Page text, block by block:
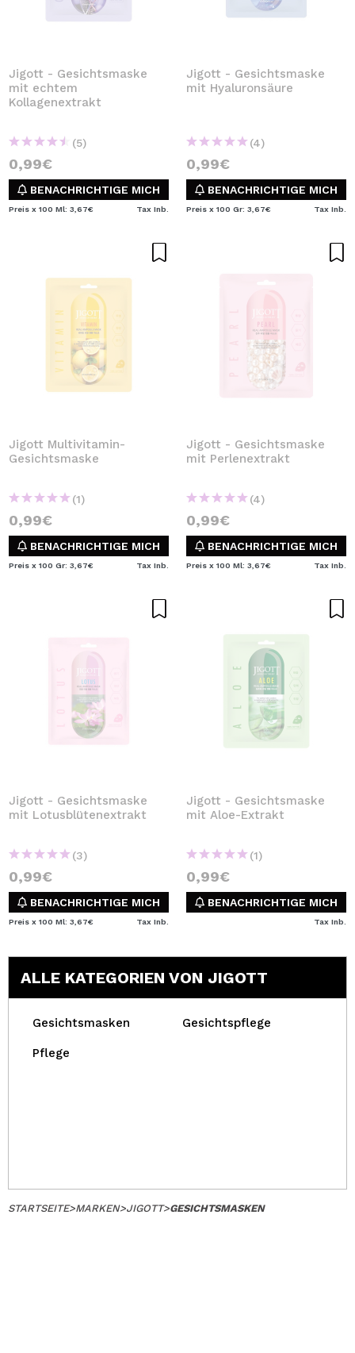
Jigott - Gesichtsmaske
mit echtem
Kollagenextrakt
(5)
0,99€
BENACHRICHTIGE MICH
Preis x 100 Ml: 3,67€ Tax Inb.
Jigott - Gesichtsmaske
mit Hyaluronsäure
(4)
0,99€
BENACHRICHTIGE MICH
Preis x 100 Gr: 3,67€ Tax Inb.
Jigott Multivitamin-
Gesichtsmaske
(1)
0,99€
BENACHRICHTIGE MICH
Preis x 100 Gr: 3,67€ Tax Inb.
Jigott - Gesichtsmaske
mit Perlenextrakt
(4)
0,99€
BENACHRICHTIGE MICH
Preis x 100 Ml: 3,67€ Tax Inb.
Jigott - Gesichtsmaske
mit Lotusblütenextrakt
(3)
0,99€
BENACHRICHTIGE MICH
Preis x 100 Ml: 3,67€ Tax Inb.
Jigott - Gesichtsmaske
mit Aloe-Extrakt
(1)
0,99€
BENACHRICHTIGE MICH
Tax Inb.
ALLE KATEGORIEN VON JIGOTT
Gesichtsmasken Gesichtspflege
Pflege
STARTSEITE>MARKEN>JIGOTT>GESICHTSMASKEN